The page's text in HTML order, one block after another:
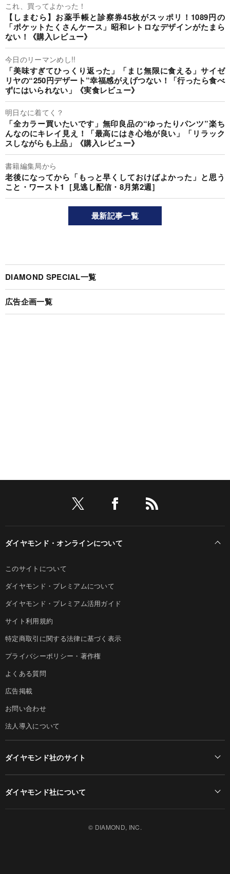
これ、買ってよかった！
【しまむら】お薬手帳と診察券45枚がスッポリ！1089円の
「ポケットたくさんケース」昭和レトロなデザインがたまら
ない！《購入レビュー》
今日のリーマンめし!!
「美味すぎてひっくり返った」「まじ無限に食える」サイゼ
リヤの“250円デザート”幸福感がえげつない！「行ったら食べ
ずにはいられない」《実食レビュー》
明日なに着てく？
「全カラー買いたいです」無印良品の“ゆったりパンツ”楽ち
んなのにキレイ見え！「最高にはき心地が良い」「リラック
スしながらも上品」《購入レビュー》
書籍編集局から
老後になってから「もっと早くしておけばよかった」と思う
こと・ワースト1［見逃し配信・8月第2週］
最新記事一覧
DIAMOND SPECIAL一覧
広告企画一覧
ダイヤモンド・オンラインについて
このサイトについて
ダイヤモンド・プレミアムについて
ダイヤモンド・プレミアム活用ガイド
サイト利用規約
特定商取引に関する法律に基づく表示
プライバシーポリシー・著作権
よくある質問
広告掲載
お問い合わせ
法人導入について
ダイヤモンド社のサイト
ダイヤモンド社について
© DIAMOND, INC.